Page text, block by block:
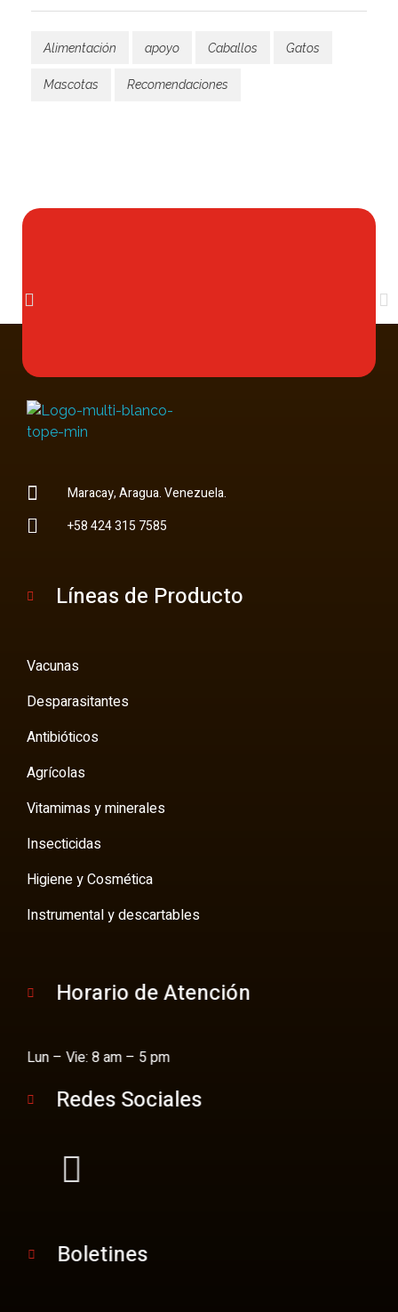
Alimentación apoyo Caballos Gatos
Mascotas Recomendaciones
Maracay, Aragua. Venezuela.
+58 424 315 7585
Líneas de Producto
Vacunas
Desparasitantes
Antibióticos
Agrícolas
Vitamimas y minerales
Insecticidas
Higiene y Cosmética
Instrumental y descartables
Horario de Atención
Lun – Vie: 8 am – 5 pm
Redes Sociales
Boletines